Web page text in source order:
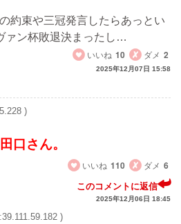
約束や三冠発言したらあっとい
ァン杯敗退決まったし…
いいね 10 ダメ 2
2025年12月07日 15:58
)
口さん。
いいね 110 ダメ 6
このコメントに返信
2025年12月06日 18:45
)